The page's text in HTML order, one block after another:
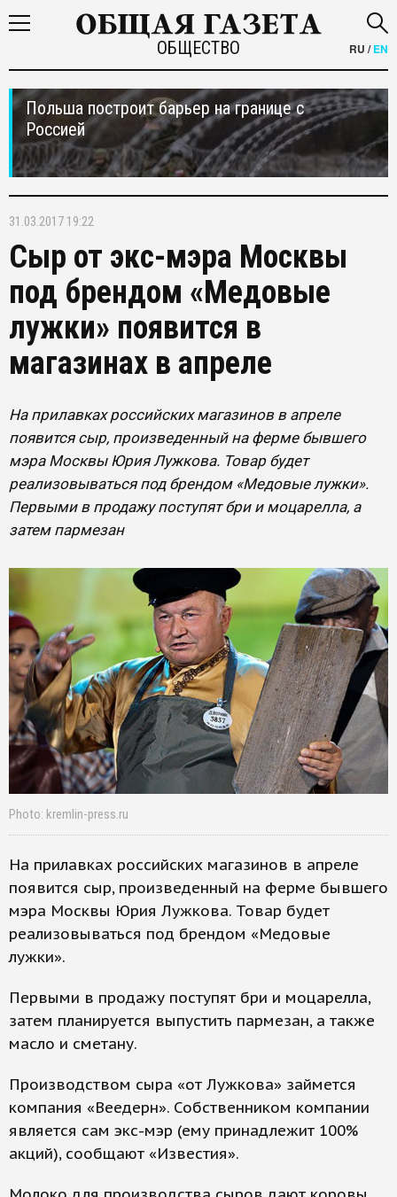
ОБЩЕСТВО RU /EN
Польша построит барьер на границе с
Россией
31.03.2017 19:22
Сыр от экс-мэра Москвы
под брендом «Медовые
лужки» появится в
магазинах в апреле
На прилавках российских магазинов в апреле
появится сыр, произведенный на ферме бывшего
мэра Москвы Юрия Лужкова. Товар будет
реализовываться под брендом «Медовые лужки».
Первыми в продажу поступят бри и моцарелла, а
затем пармезан
Photo: kremlin-press.ru
На прилавках российских магазинов в апреле
появится сыр, произведенный на ферме бывшего
мэра Москвы Юрия Лужкова. Товар будет
реализовываться под брендом «Медовые
лужки».
Первыми в продажу поступят бри и моцарелла,
затем планируется выпустить пармезан, а также
масло и сметану.
Производством сыра «от Лужкова» займется
компания «Веедерн». Собственником компании
является сам экс-мэр (ему принадлежит 100%
акций), сообщают «Известия».